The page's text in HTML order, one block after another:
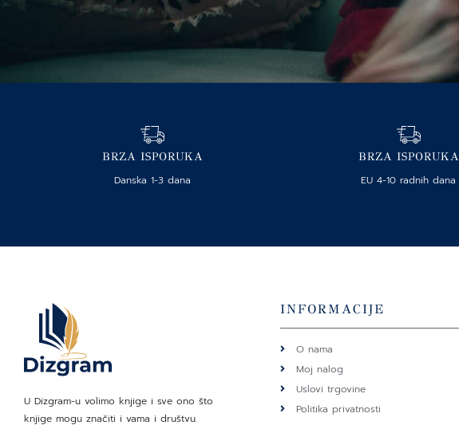
BRZA ISPORUKA
Danska 1-3 dana
BRZA ISPORUKA
EU 4-10 radnih dana
U Dizgram-u volimo knjige i sve ono što
knjige mogu značiti i vama i društvu.
INFORMACIJE
O nama
Moj nalog
Uslovi trgovine
Politika privatnosti